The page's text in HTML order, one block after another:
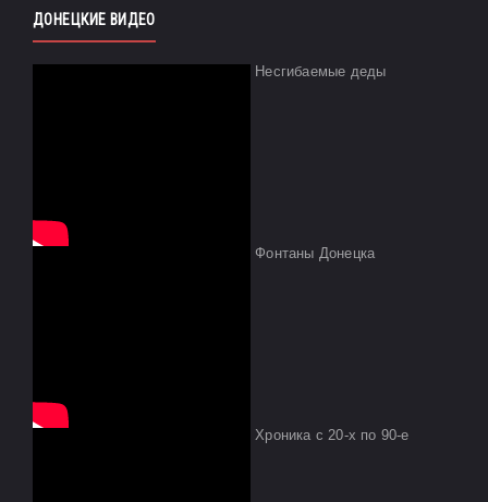
ДОНЕЦКИЕ ВИДЕО
Несгибаемые деды
Фонтаны Донецка
Хроника с 20-х по 90-е